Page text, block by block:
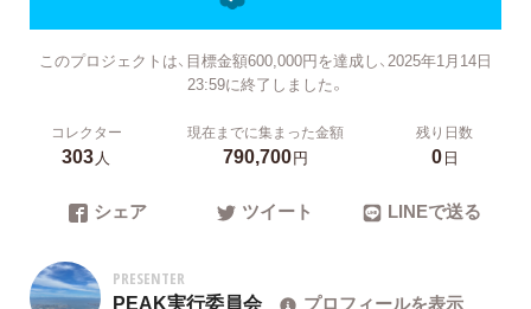
このプロジェクトは、目標金額600,000円を達成し、2025年1月14日
23:59に終了しました。
コレクター
303人
現在までに集まった金額
790,700円
残り日数
0日
シェア ツイート LINEで送る
PRESENTER
PEAK実行委員会 プロフィールを表示